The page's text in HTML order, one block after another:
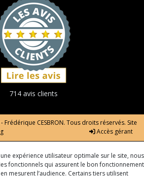
714 avis clients
CESBRON. Tous droits réservés. Site
Accès gérant
expérience utilisateur optimale sur le site, nous
fonctionnels qui assurent le bon fonctionnement
mesurent l’audience. Certains tiers utilisent